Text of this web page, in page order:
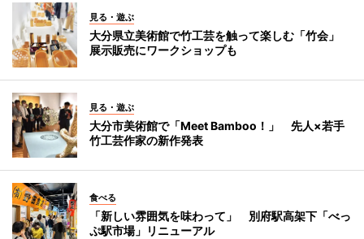
見る・遊ぶ
大分県立美術館で竹工芸を触って楽しむ「竹会」
展示販売にワークショップも
見る・遊ぶ
大分市美術館で「Meet Bamboo！」 先人×若手
竹工芸作家の新作発表
食べる
「新しい雰囲気を味わって」 別府駅高架下「べっ
ぷ駅市場」リニューアル